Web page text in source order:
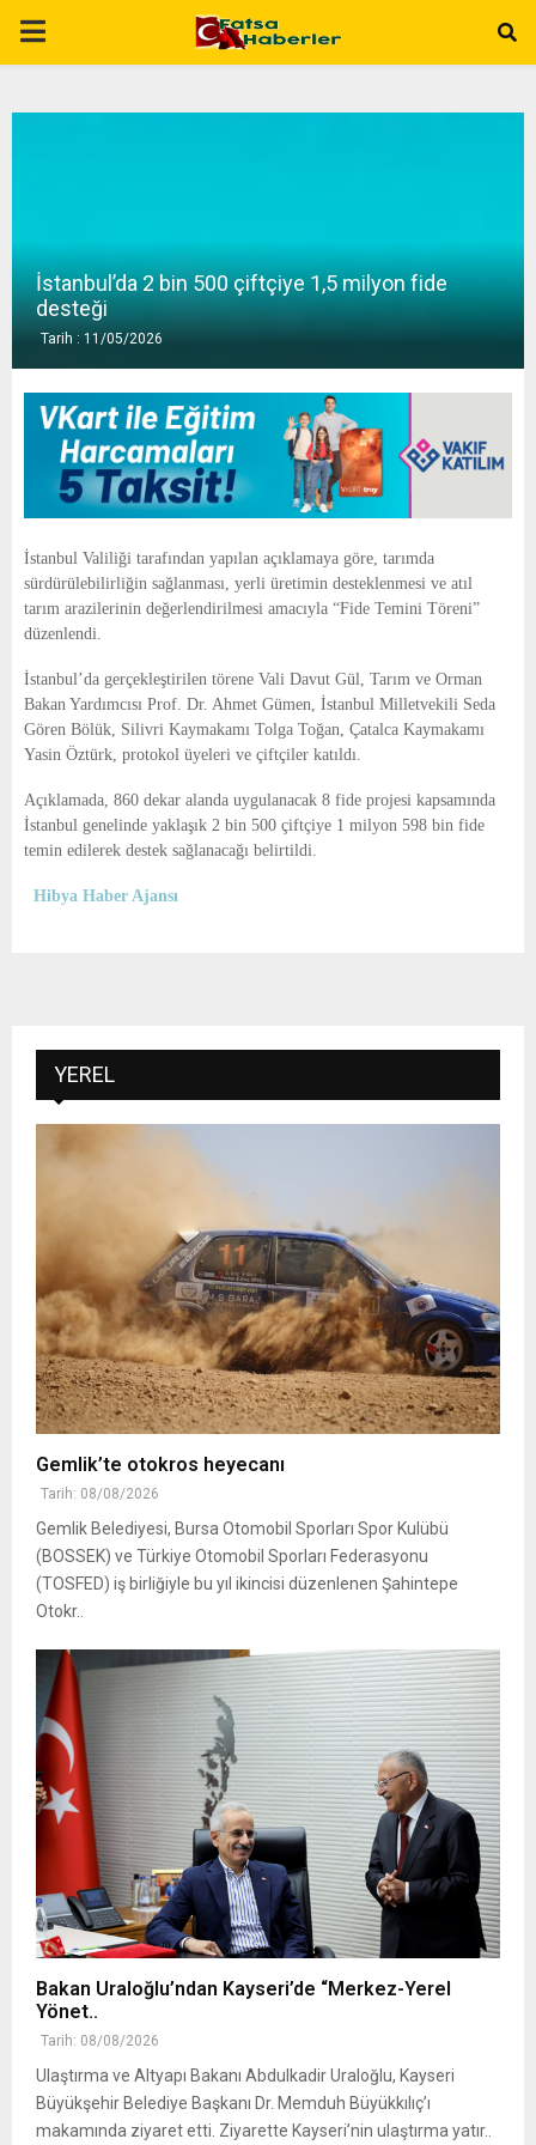
P
A
E
N
U
İstanbul’da 2 bin 500 çiftçiye 1,5 milyon fide
desteği
Tarih : 11/05/2026
İstanbul Valiliği tarafından yapılan açıklamaya göre, tarımda
sürdürülebilirliğin sağlanması, yerli üretimin desteklenmesi ve atıl
tarım arazilerinin değerlendirilmesi amacıyla “Fide Temini Töreni”
düzenlendi.
İstanbul’da gerçekleştirilen törene Vali Davut Gül, Tarım ve Orman
Bakan Yardımcısı Prof. Dr. Ahmet Gümen, İstanbul Milletvekili Seda
Gören Bölük, Silivri Kaymakamı Tolga Toğan, Çatalca Kaymakamı
Yasin Öztürk, protokol üyeleri ve çiftçiler katıldı.
Açıklamada, 860 dekar alanda uygulanacak 8 fide projesi kapsamında
İstanbul genelinde yaklaşık 2 bin 500 çiftçiye 1 milyon 598 bin fide
temin edilerek destek sağlanacağı belirtildi.
Hibya Haber Ajansı
YEREL
Gemlik’te otokros heyecanı
Tarih: 08/08/2026
Gemlik Belediyesi, Bursa Otomobil Sporları Spor Kulübü
(BOSSEK) ve Türkiye Otomobil Sporları Federasyonu
(TOSFED) iş birliğiyle bu yıl ikincisi düzenlenen Şahintepe
Otokr..
Bakan Uraloğlu’ndan Kayseri’de “Merkez-Yerel
Yönet..
Tarih: 08/08/2026
Ulaştırma ve Altyapı Bakanı Abdulkadir Uraloğlu, Kayseri
Büyükşehir Belediye Başkanı Dr. Memduh Büyükkılıç’ı
makamında ziyaret etti. Ziyarette Kayseri’nin ulaştırma yatır..